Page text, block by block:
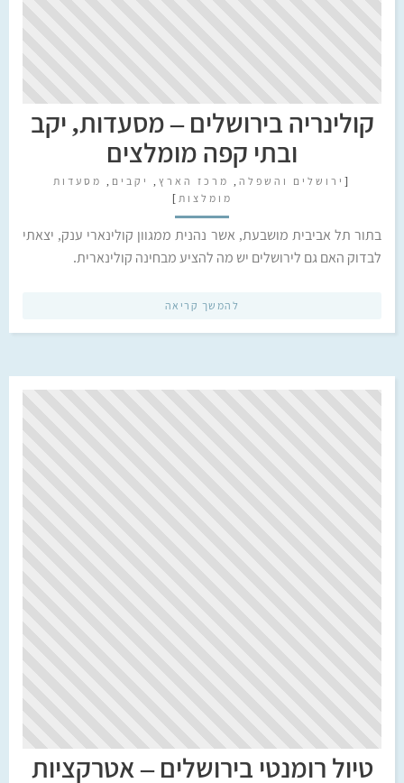
קולינריה בירושלים – מסעדות, יקב
ובתי קפה מומלצים
[ ירושלים והשפלה , מרכז הארץ , יקבים , מסעדות
מומלצות ]
בתור תל אביבית מושבעת, אשר נהנית ממגוון קולינארי ענק, יצאתי
לבדוק האם גם לירושלים יש מה להציע מבחינה קולינארית.
להמשך קריאה
טיול רומנטי בירושלים – אטרקציות